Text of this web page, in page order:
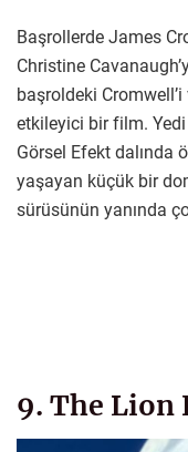
Başrollerde James
Christine
başroldeki
etkileyici bir film.
Görsel Efekt dalında
yaşayan küçük bir
sürüsünün yanında
9. The Lion